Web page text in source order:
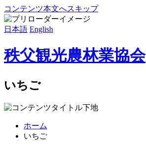
コンテンツ本文へスキップ
日本語 English
秩父観光農林業協会
いちご
ホーム
いちご